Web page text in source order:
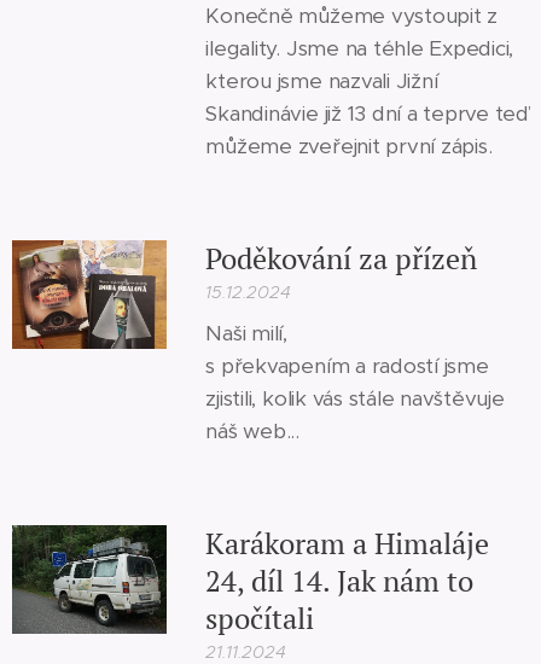
Konečně můžeme vystoupit z
ilegality. Jsme na téhle Expedici,
kterou jsme nazvali Jižní
Skandinávie již 13 dní a teprve teď
můžeme zveřejnit první zápis.
Poděkování za přízeň
15.12.2024
Naši milí,
s překvapením a radostí jsme
zjistili, kolik vás stále navštěvuje
náš web...
Karákoram a Himaláje
24, díl 14. Jak nám to
spočítali
21.11.2024